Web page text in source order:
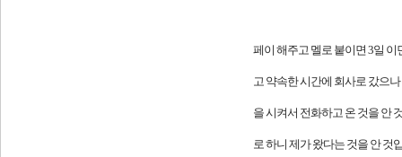
페이 해주고 멜로 붙이면 3일
고 약속한 시간에 회사로 갔으
을 시켜서 전화하고 온 것을 안
로 하니 제가 왔다는 것을 안 것